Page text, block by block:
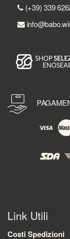
(+39) 339
Link Utili
Costi Spedizioni